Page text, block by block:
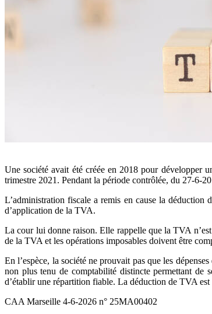
Une société avait été créée en 2018 pour développer
trimestre 2021. Pendant la période contrôlée, du 27-6-
L’administration fiscale a remis en cause la déduction
d’application de la TVA.
La cour lui donne raison. Elle rappelle que la TVA
de la TVA et les opérations imposables doivent être
En l’espèce, la société ne prouvait pas que les
non plus tenu de comptabilité distincte permettant de
d’établir une répartition fiable. La déduction de TVA est
CAA Marseille 4-6-2026 n° 25MA00402